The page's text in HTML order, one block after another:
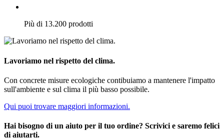
Più di 13.200 prodotti
Lavoriamo nel rispetto del clima.
Con concrete misure ecologiche contibuiamo a mantenere l'impatto
sull'ambiente e sul clima il più basso possibile.
Qui puoi trovare maggiori informazioni.
Hai bisogno di un aiuto per il tuo ordine? Scrivici e saremo felici
di aiutarti.